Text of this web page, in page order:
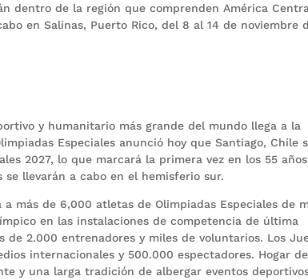
dentro de la región que comprenden América
en Salinas, Puerto Rico, del 8 al 14 de noviembre
y humanitario más grande del mundo llega a la
Especiales anunció hoy que Santiago, Chile
2027, lo que marcará la primera vez en los 55
llevarán a cabo en el hemisferio sur.
más de 6,000 atletas de Olimpiadas Especiales de
en las instalaciones de competencia de última
de 2.000 entrenadores y miles de voluntarios. Los
internacionales y 500.000 espectadores. Hogar
y una larga tradición de albergar eventos